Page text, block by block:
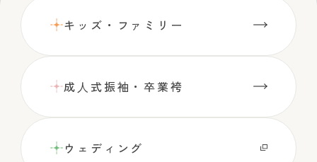
キッズ・ファミリー
成⼈式振袖・卒業袴
ウェディング